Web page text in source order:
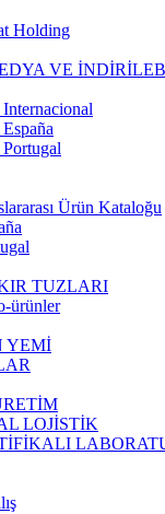
Holding
VE
Ürün Kataloğu
TUZLARI
ürünler
YEMİ
LOJİSTİK